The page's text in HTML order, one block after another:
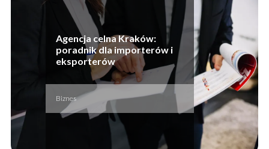
Agencja celna Kraków:
poradnik dla importerów i
eksporterów
Biznes